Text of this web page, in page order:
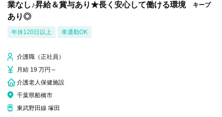
業なし♪昇給＆賞与あり★長く安心して働ける環境
あり◎
キープ
年休120日以上 車通勤OK
介護職（正社員）
月給 19 万円～
介護老人保健施設
千葉県船橋市
東武野田線 塚田